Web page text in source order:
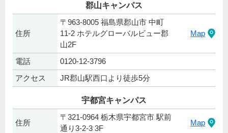
郡山キャンパス
住所
〒963-8005 福島県郡山市 中町
11-2 ホテルグローバルビュー郡
山2F
Map
電話
0120-12-3796
アクセス
JR郡山駅西口より徒歩5分
宇都宮キャンパス
住所
〒321-0964 栃木県宇都宮市 駅前
通り3-2-3 3F
Map